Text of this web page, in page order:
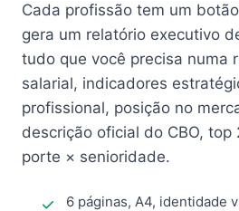
Cada profissão tem um
gera um relatório executivo
tudo que você precisa numa
salarial, indicadores
profissional, posição no
descrição oficial do CBO, top
porte × senioridade.
6 páginas, A4, identidade